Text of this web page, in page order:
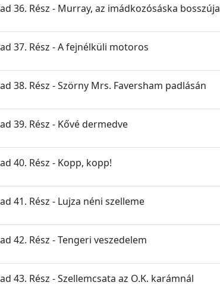
36. Rész - Murray, az imádkozósáska bosszúja
37. Rész - A fejnélküli motoros
38. Rész - Szörny Mrs. Faversham padlásán
39. Rész - Kővé dermedve
40. Rész - Kopp, kopp!
41. Rész - Lujza néni szelleme
42. Rész - Tengeri veszedelem
43. Rész - Szellemcsata az O.K. karámnál